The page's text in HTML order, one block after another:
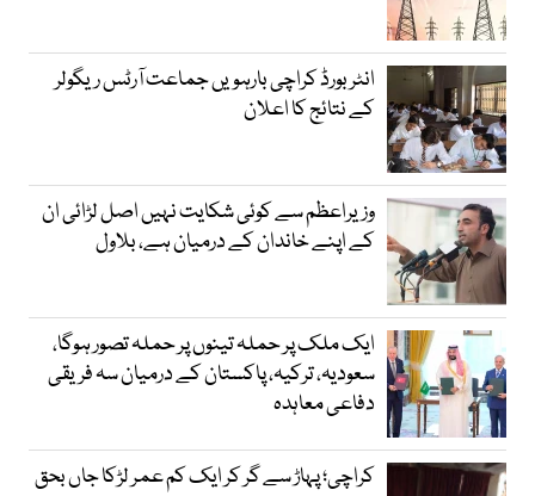
انٹر بورڈ کراچی بارہویں جماعت آرٹس ریگولر
کے نتائج کا اعلان
وزیراعظم سے کوئی شکایت نہیں اصل لڑائی ان
کے اپنے خاندان کے درمیان ہے، بلاول
ایک ملک پر حملہ تینوں پر حملہ تصور ہوگا،
سعودیہ، ترکیہ، پاکستان کے درمیان سہ فریقی
دفاعی معاہدہ
کراچی؛ پہاڑ سے گر کر ایک کم عمر لڑکا جاں بحق